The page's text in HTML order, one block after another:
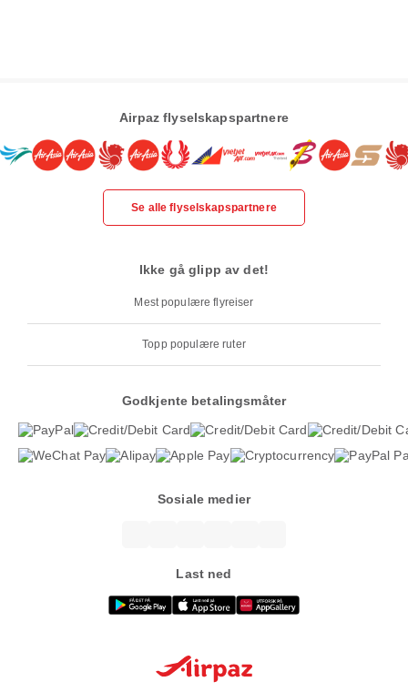
Airpaz flyselskapspartnere
Se alle flyselskapspartnere
Ikke gå glipp av det!
Mest populære flyreiser
Topp populære ruter
Godkjente betalingsmåter
Sosiale medier
Last ned